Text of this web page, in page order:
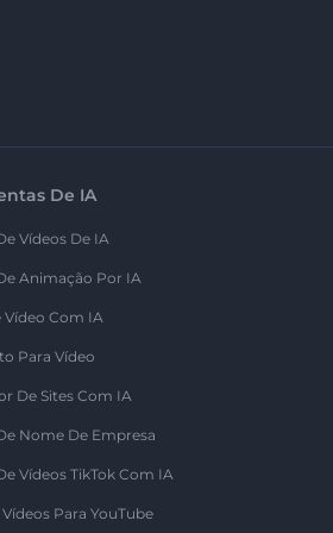
De IA
Vídeos De IA
Animação Por IA
Vídeo Com IA
Para Vídeo
De Sites Com IA
Nome De Empresa
Vídeos TikTok Com IA
Para YouTube